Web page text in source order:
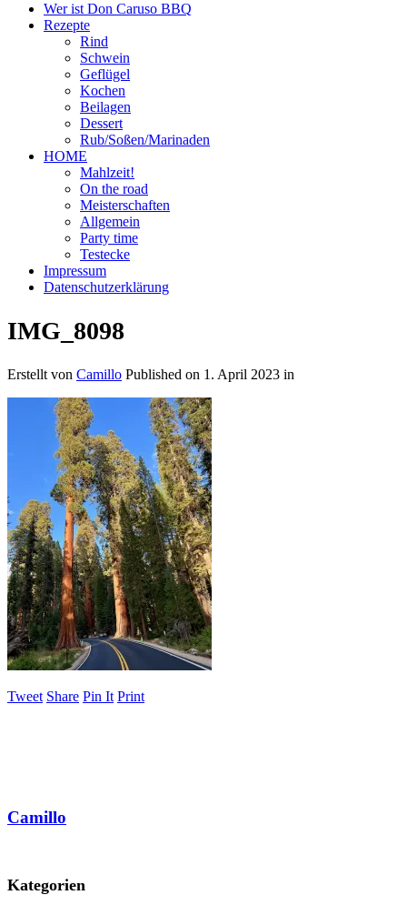
Wer ist Don Caruso BBQ
Rezepte
Rind
Schwein
Geflügel
Kochen
Beilagen
Dessert
Rub/Soßen/Marinaden
HOME
Mahlzeit!
On the road
Meisterschaften
Allgemein
Party time
Testecke
Impressum
Datenschutzerklärung
IMG_8098
Erstellt von Camillo Published on 1. April 2023 in
Tweet Share Pin It Print
Camillo
Kategorien